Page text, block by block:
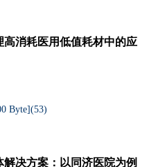
消耗医用低值耗材中的应
Byte](53)
解决方案：以同济医院为例